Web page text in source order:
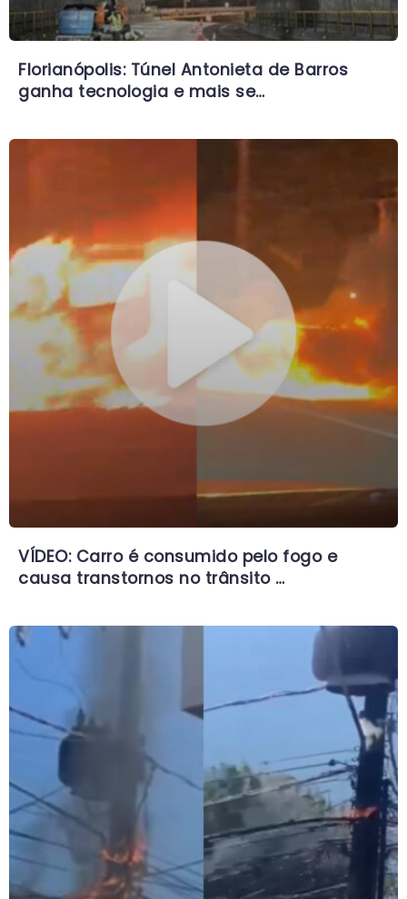
Florianópolis: Túnel Antonieta de Barros
ganha tecnologia e mais se…
VÍDEO: Carro é consumido pelo fogo e
causa transtornos no trânsito …